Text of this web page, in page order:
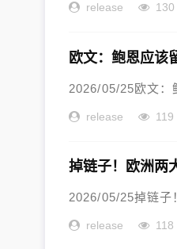
release 130
欧文：鲍恩应该
2026/05/25欧文：
release 119
掉链子！欧洲两
2026/05/25掉链子
release 118